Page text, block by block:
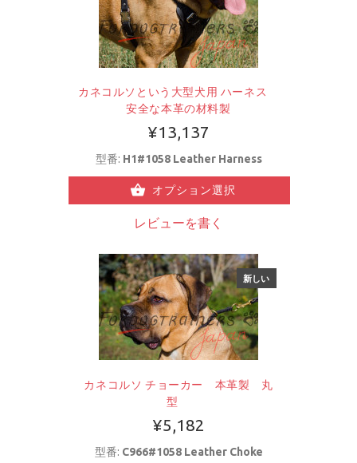
カネコルソという大型犬用 ハーネス
安全な本革の材料製
¥13,137
型番: H1#1058 Leather Harness
オプション選択
レビューを書く
新しい
カネコルソ チョーカー 本革製 丸
型
¥5,182
型番: C966#1058 Leather Choke